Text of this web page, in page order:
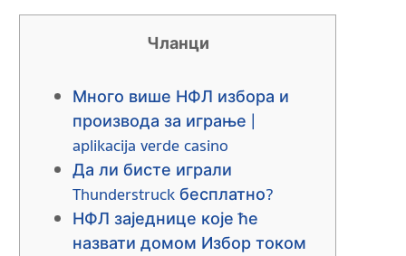
Чланци
Много више НФЛ избора и
производа за играње |
aplikacija verde casino
Да ли бисте играли
Thunderstruck бесплатно?
НФЛ заједнице које ће
назвати домом Избор током